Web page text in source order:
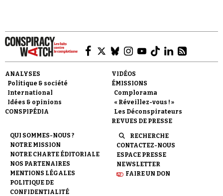
ANALYSES
Politique & société
International
Idées & opinions
CONSPIPÉDIA
VIDÉOS
ÉMISSIONS
Complorama
« Réveillez-vous ! »
Les Déconspirateurs
REVUES DE PRESSE
QUI SOMMES-NOUS ?
NOTRE MISSION
NOTRE CHARTE ÉDITORIALE
NOS PARTENAIRES
MENTIONS LÉGALES
POLITIQUE DE
CONFIDENTIALITÉ
RECHERCHE
CONTACTEZ-NOUS
ESPACE PRESSE
NEWSLETTER
FAIRE UN DON